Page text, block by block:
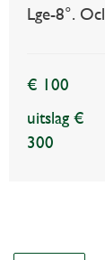
Lge-8°.
€ 100
uitslag €
300